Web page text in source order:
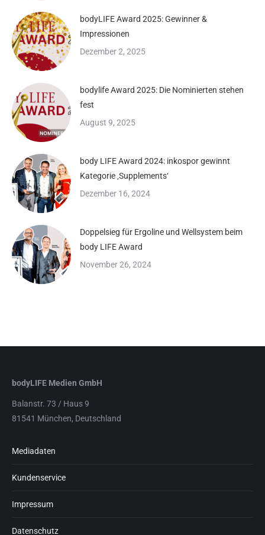
bodyLIFE Award 2025: Gewinner &
Impressionen
Dezember 2, 2025
bodylife Award 2025: Die Nominierten stehen
fest
August 9, 2025
body LIFE Award 2024: inkospor gewinnt
Kategorie ‚Supplements‘
Dezember 16, 2024
Doppelsieg für Ergoline und Wellsystem beim
body LIFE Award
November 26, 2024
bodyLIFE Medien GmbH
Balanstr. 73 / Haus 9
81541 München, Deutschland
Mediadaten
Kundenservice
Impressum
Datenschutz